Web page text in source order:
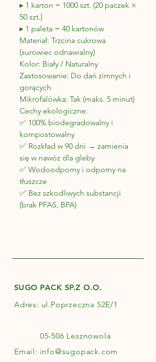
▸ 1 karton = 1000 szt. (20 paczek ×
50 szt.)
▸ 1 paleta = 40 kartonów
Materiał: Trzcina cukrowa
(surowiec odnawialny)
Kolor: Biały / Naturalny
Zastosowanie: Do dań zimnych i
gorących
Mikrofalówka: Tak (maks. 5 minut)
Cechy ekologiczne:
✅ 100% biodegradowalny i
kompostowalny
✅ Rozkład w 90 dni → zamienia
się w nawóz dla gleby
✅ Wodoodporny i odporny na
tłuszcze
✅ Bez szkodliwych substancji
(brak PFAS, BPA)
SUGO PACK SP.Z O.O.
Adres: ul.Poprzeczna 52E/1
05-506 Lesznowola
Email: info@sugopack.com